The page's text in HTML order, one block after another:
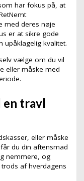
har fokus på, at
med deres nøje
er at sikre gode
upåklagelig kvalitet.
vælge om du vil
eller måske med
en travl
eller måske
du din aftensmad
nemmere, og
af hverdagens